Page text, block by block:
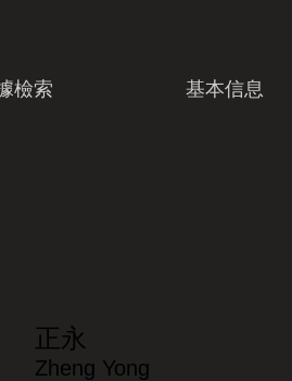
檢索 基本信息
正永
Zheng Yong